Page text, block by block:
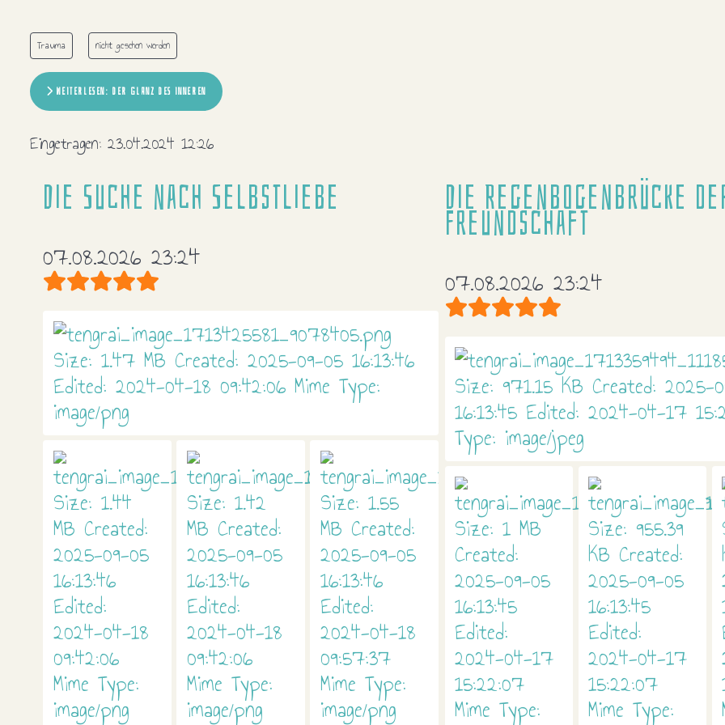
Trauma nicht gesehen werden
WEITERLESEN: DER GLANZ DES INNEREN
Eingetragen: 23.04.2024 12:26
Die Suche nach Selbstliebe
07.08.2026 23:24
Bewertung:5/
Die Regenbogenbrücke
Freundschaft
07.08.2026 23:24
Bewertung:5/